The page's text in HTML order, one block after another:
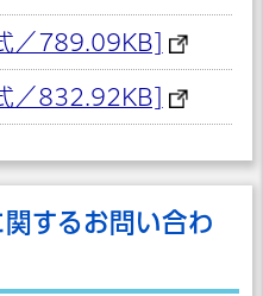
／789.09KB]
／832.92KB]
するお問い合わ